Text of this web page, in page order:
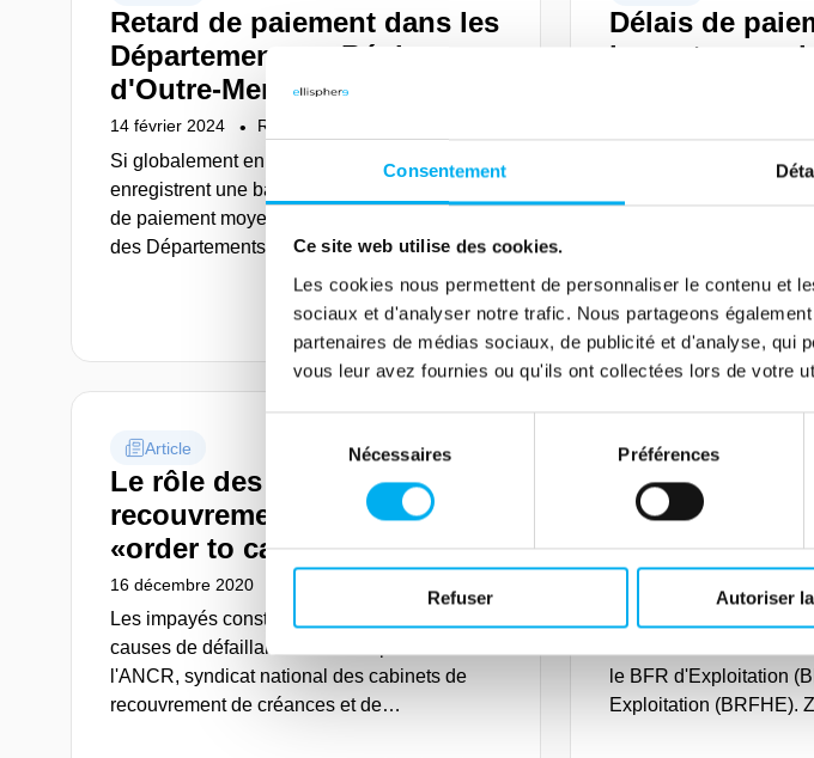
Consentement
Ce site web utilise des cookies.
Les cookies nous permettent de personnaliser le contenu et
sociaux et d'analyser notre trafic. Nous partageons
partenaires de médias sociaux, de publicité et d'analyse, qui
vous leur avez fournies ou qu'ils ont collectées lors de votre
consentement
Nécessaires Préférences
Refuser Autoriser
Retard de paiement dans les
Départements et Régions
d'Outre-Mer, où en sommes-
nous ?
14 février 2024 Risk management
Si globalement en 2023, les DROM
enregistrent une baisse significative du retard
de paiement moyen (en jours), les entreprises
des Départements et Régions d'Outre-mer ne
sont toujours que 23% à payer à échéance,
tous secteurs d'activité confondus.Lire la suite
Délais de
impacts pour
Qu'est-ce que le délai
Article
Le rôle des procédures de
recouvrement dans le cycle
«order to cash»
16 décembre 2020
Les impayés constituent l’une des principales
causes de défaillance des entreprises. Selon
l'ANCR, syndicat national des cabinets de
recouvrement de créances et de
Article
BFRE et
indicateurs
la solvabilité
entreprise
le BFR d'Exploitation
Exploitation (BRFHE).